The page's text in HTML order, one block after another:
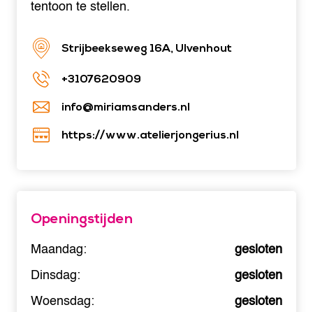
tentoon te stellen.
Strijbeekseweg 16A, Ulvenhout
+3107620909
info@miriamsanders.nl
https://www.atelierjongerius.nl
Openingstijden
Maandag:
gesloten
Dinsdag:
gesloten
Woensdag:
gesloten